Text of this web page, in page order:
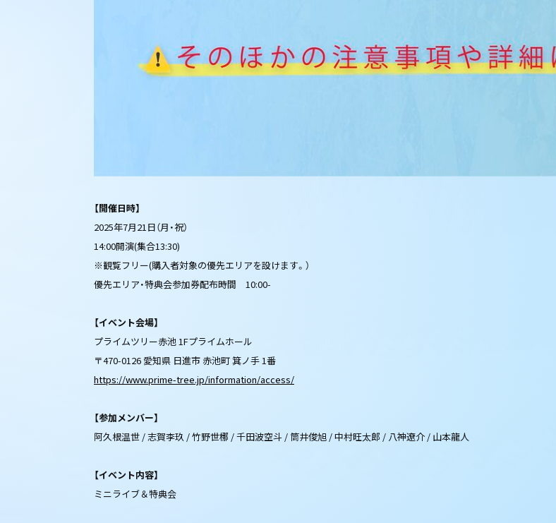
【開催日時】
2025年7月21日（月・祝）
14:00開演(集合13:30)
※観覧フリー(購入者対象の優先エリアを設けます。）
優先エリア・特典会参加券配布時間 10:00-
【イベント会場】
プライムツリー赤池 1Fプライムホール
〒470-0126 愛知県 日進市 赤池町 箕ノ手 1番
https://www.prime-tree.jp/information/access/
【参加メンバー】
阿久根温世 / 志賀李玖 / 竹野世梛 / 千田波空斗 / 筒井俊旭 / 中村旺太郎 / 八神遼介 / 山本龍人
【イベント内容】
ミニライブ＆特典会